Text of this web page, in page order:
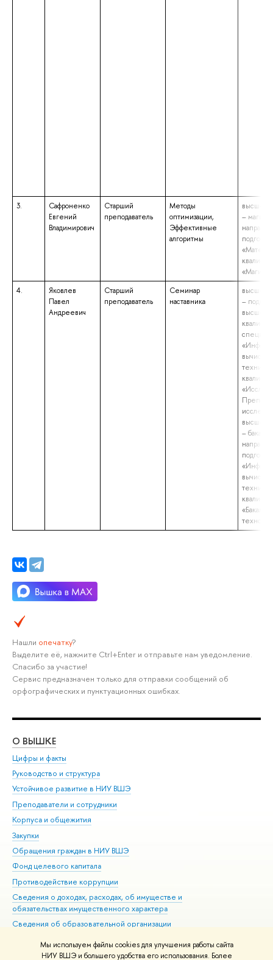
Мы используем файлы cookies для улучшения работы сайта
НИУ ВШЭ и большего удобства его использования. Более
3.
Сафроненко
Евгений
Владимирович
Старший
преподаватель
Методы
оптимизации,
Эффективные
алгоритмы
высшее
–
4.
Яковлев
Павел
Андреевич
Старший
преподаватель
Семинар
наставника
высшее
–
высшей
высшее
–
Нашли опечатку?
Выделите её, нажмите Ctrl+Enter и отправьте нам уведомление.
Спасибо за участие!
Сервис предназначен только для отправки сообщений об
орфографических и пунктуационных ошибках.
О ВЫШКЕ
Цифры и факты
Руководство и структура
Устойчивое развитие в НИУ ВШЭ
Преподаватели и сотрудники
Корпуса и общежития
Закупки
Обращения граждан в НИУ ВШЭ
Фонд целевого капитала
Противодействие коррупции
Сведения о доходах, расходах, об имуществе и
обязательствах имущественного характера
Сведения об образовательной организации
Людям с ограниченными возможностями здоровья
Единая платежная страница